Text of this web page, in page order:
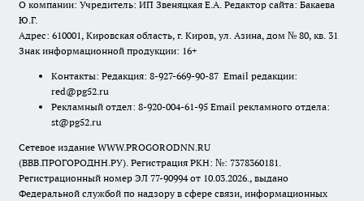
О компании: Учредитель: ИП Звеняцкая Е.А. Редактор сайта: Бакаева
Ю.Г.
Адрес: 610001, Кировская область, г. Киров, ул. Азина, дом № 80, кв. 31
Знак информационной продукции: 16+
Контакты: Редакция: 8-927-669-90-87 Email редакции:
red@pg52.ru
Рекламный отдел: 8-920-004-61-95 Email рекламного отдела:
st@pg52.ru
Сетевое издание WWW.PROGORODNN.RU
(ВВВ.ПРОГОРОДНН.РУ). Регистрация РКН: №: 7378360181.
Регистрационный номер ЭЛ 77-90994 от 10.03.2026., выдано
Федеральной службой по надзору в сфере связи, информационных